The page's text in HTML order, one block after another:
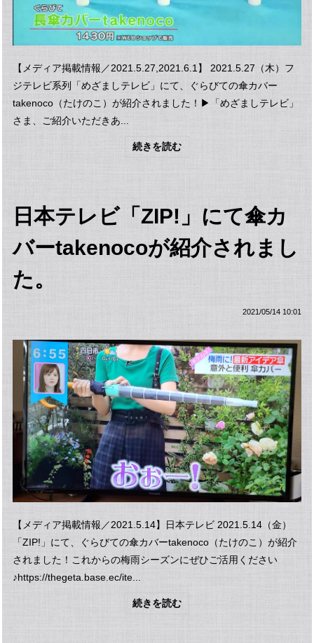
【メディア掲載情報／2021.5.27,2021.6.1】 2021.5.27（木）フ
ジテレビ系列「めざましテレビ」にて、ぐらびての傘カバー
takenoco（たけのこ）が紹介されました！▶︎「めざましテレビ」
さま、ご紹介いただきあ...
続きを読む
日本テレビ「ZIP!」にて傘カ
バーtakenocoが紹介されまし
た。
2021/05/14 10:01
【メディア掲載情報／2021.5.14】日本テレビ 2021.5.14（金）
「ZIP!」にて、ぐらびての傘カバーtakenoco（たけのこ）が紹介
されました！これからの梅雨シーズンにぜひご活用ください
♪https://thegeta.base.ec/ite...
続きを読む